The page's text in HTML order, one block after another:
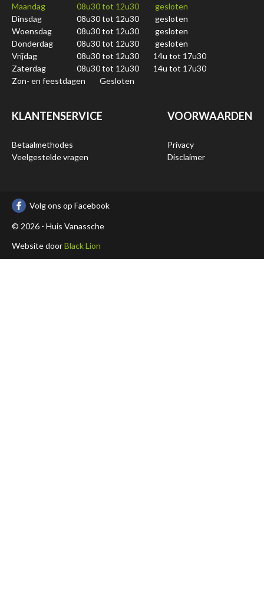
Maandag 08u30 tot 12u30
gesloten
Dinsdag
08u30 tot 12u30
gesloten
Woensdag
08u30 tot 12u30
gesloten
Donderdag
08u30 tot 12u30
gesloten
Vrijdag
08u30 tot 12u30
14u tot 17u30
Zaterdag
08u30 tot 12u30
14u tot 17u30
Zon- en feestdagen
Gesloten
KLANTENSERVICE
Betaalmethodes
Veelgestelde vragen
VOORWAARDEN
Privacy
Disclaimer
Volg ons op Facebook
© 2026 - Huis Vanassche
Website doorBlack Lion